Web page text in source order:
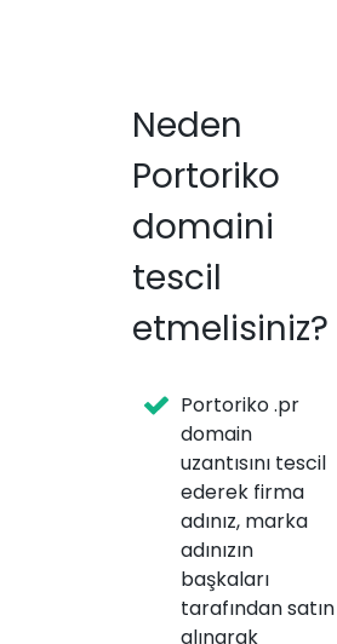
Neden
Portoriko
domaini
tescil
etmelisiniz?
Portoriko .pr
domain
uzantısını tescil
ederek firma
adınız, marka
adınızın
başkaları
tarafından satın
alınarak